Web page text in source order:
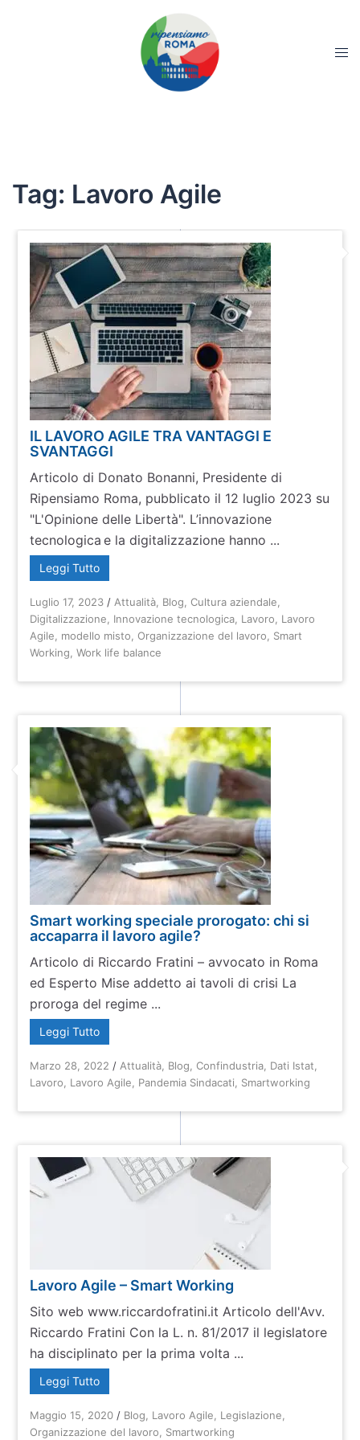
Tag: Lavoro Agile
IL LAVORO AGILE TRA VANTAGGI E
SVANTAGGI
Articolo di Donato Bonanni, Presidente di
Ripensiamo Roma, pubblicato il 12 luglio 2023 su
"L'Opinione delle Libertà". L’innovazione
tecnologica e la digitalizzazione hanno ...
Leggi Tutto
Luglio 17, 2023 / Attualità Blog ,Cultura aziendale
Digitalizzazione
Innovazione tecnologica Lavoro
Lavoro
Agile
modello misto ,Organizzazione del lavoro
Smart
Working ,Work life balance
Smart working speciale prorogato: chi si
accaparra il lavoro agile?
Articolo di Riccardo Fratini – avvocato in Roma
ed Esperto Mise addetto ai tavoli di crisi La
proroga del regime ...
Leggi Tutto
Marzo 28, 2022 / Attualità Blog ,Confindustria Dati Istat
Lavoro
Lavoro Agile Pandemia Sindacati Smartworking
Lavoro Agile – Smart Working
Sito web www.riccardofratini.it Articolo dell'Avv.
Riccardo Fratini Con la L. n. 81/2017 il legislatore
ha disciplinato per la prima volta ...
Leggi Tutto
Maggio 15, 2020 / Blog Lavoro Agile Legislazione
Organizzazione del lavoro
Smartworking